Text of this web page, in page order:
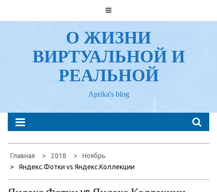
к
О ЖИЗНИ
ВИРТУАЛЬНОЙ И
РЕАЛЬНОЙ
Aprika's blog
Главная 2018
Ноябрь
Яндекс.Фотки vs Яндекс.Коллекции